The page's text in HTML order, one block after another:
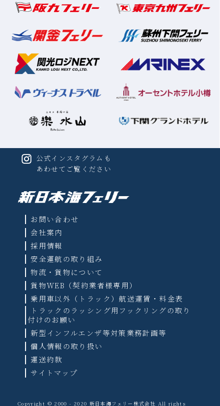
お問い合わせ
会社案内
採用情報
安全運航の取り組み
物流・貨物について
貨物WEB（契約業者様専用）
乗用車以外（トラック）航送運賃・料金表
トラックのラッシング用フックリングの取り
付けのお願い
新型インフルエンザ等対策業務計画等
個人情報の取り扱い
運送約款
サイトマップ
Copyright © 2000 - 2020 新日本海フェリー株式会社 All rights
公式インスタグラムも
あわせてご覧ください